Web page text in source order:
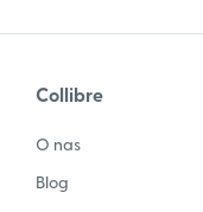
Collibre
O nas
Blog